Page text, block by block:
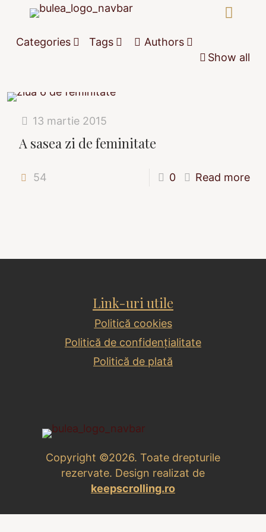
Categories Tags
Authors
Show all
13 martie 2015
A sasea zi de feminitate
54 0 Read more
Copyright ©2026. Toate drepturile
rezervate. Design realizat de
keepscrolling.ro
Link-uri utile
Politică cookies
Politică de confidențialitate
Politică de plată